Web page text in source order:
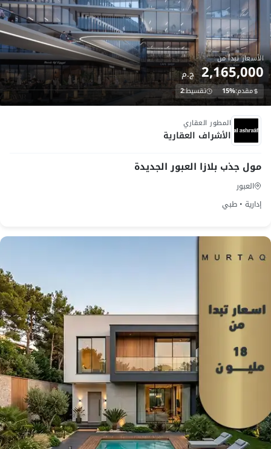
Launch
الأسعار تبدأ من
2,165,000 ج.م
مقدم:15% تقسيط:2
المطور العقاري
الأشراف العقارية
مول جذب بلازا العبور الجديدة
العبور
إدارية • طبي